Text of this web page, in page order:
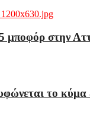
μποφόρ στην
το κύμα